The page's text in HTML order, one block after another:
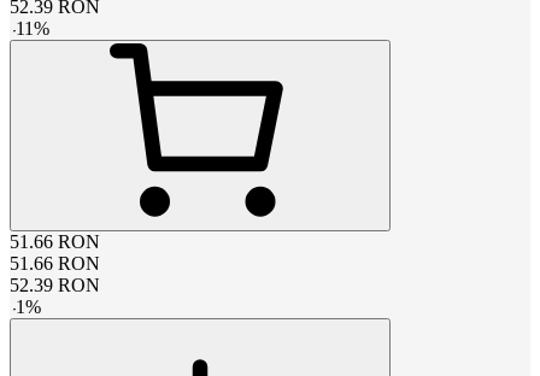
52.39 RON
-11%
51.66 RON
51.66 RON
52.39 RON
-1%